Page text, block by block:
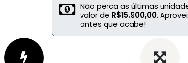
Não perca as últimas
valor de R$15.900,00.
antes que acabe!